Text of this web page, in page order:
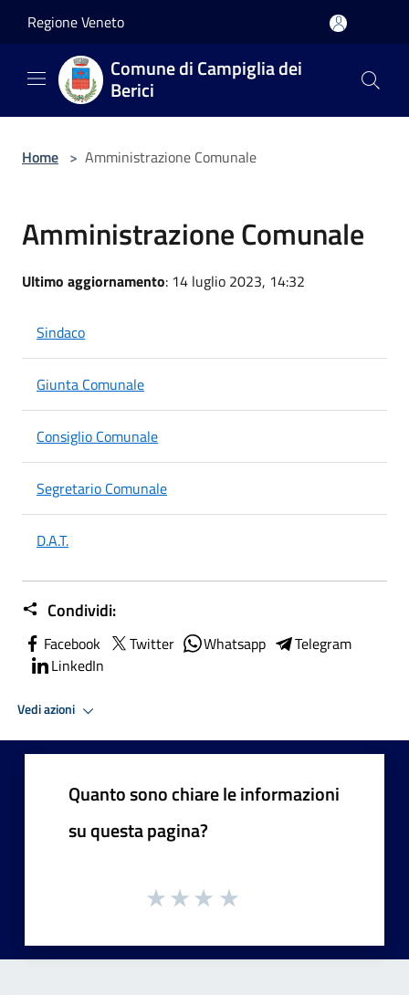
Regione Veneto
Comune di Campiglia dei
Berici
Home > Amministrazione Comunale
Amministrazione Comunale
Ultimo aggiornamento: 14 luglio 2023, 14:32
Sindaco
Giunta Comunale
Consiglio Comunale
Segretario Comunale
D.A.T.
Condividi:
Facebook Twitter Whatsapp
Telegram
LinkedIn
Vedi azioni
Quanto sono chiare le informazioni
su questa pagina?